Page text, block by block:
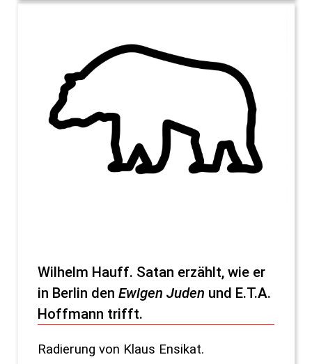
Wilhelm Hauff. Satan erzählt, wie er
in Berlin denEwigen Juden und E.T.A.
Hoffmann trifft.
Radierung von Klaus Ensikat.